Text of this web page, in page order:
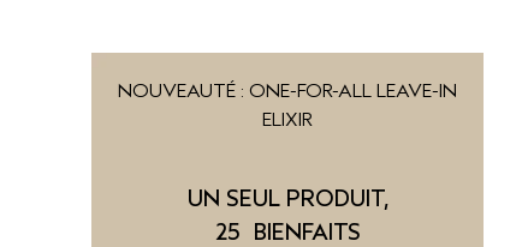
NOUVEAUTÉ : ONE-FOR-ALL LEAVE-IN
ELIXIR
UN SEUL PRODUIT,
25 BIENFAITS